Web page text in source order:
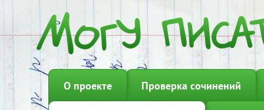
О проекте Проверка сочинений